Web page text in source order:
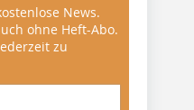
News.
ohne Heft-Abo.
zu